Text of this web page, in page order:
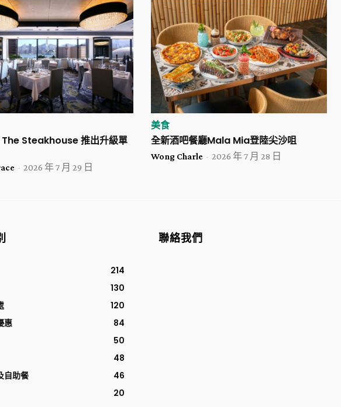
Steakhouse 推出升級單
- 2026 年 7 月 29 日
美食
全新酒吧餐廳Mala Mia登陸尖沙咀
Wong Charle - 2026 年 7 月 28 日
214
130
120
惠
84
50
48
自助餐
46
20
聯絡我們